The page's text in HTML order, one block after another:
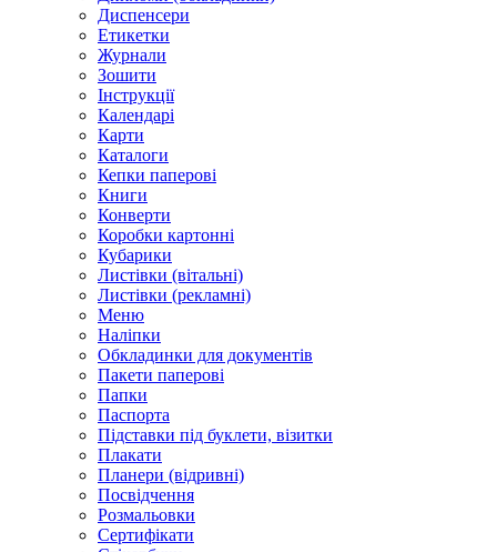
Диспенсери
Етикетки
Журнали
Зошити
Інструкції
Календарі
Карти
Каталоги
Кепки паперові
Книги
Конверти
Коробки картонні
Кубарики
Листівки (вітальні)
Листівки (рекламні)
Меню
Наліпки
Обкладинки для документів
Пакети паперові
Папки
Паспорта
Підставки під буклети, візитки
Плакати
Планери (відривні)
Посвідчення
Розмальовки
Сертифікати